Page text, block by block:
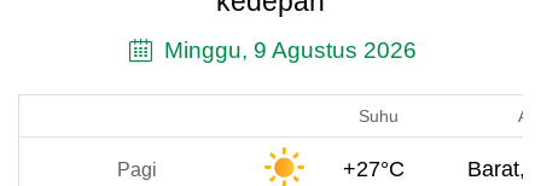
Minggu, 9 Agustus 2026
Suhu
Pagi +27°C Barat,